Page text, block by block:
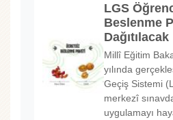
LGS
Beslenme
Dağıtılacak
Millî Eğitim
yılında
Geçiş Sistemi
merkezî
uygulamayı